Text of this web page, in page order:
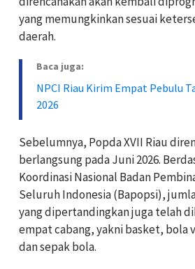
yang memungkinkan sesuai
daerah.
Baca juga:
NPCI Riau Kirim Empat Pebulu
2026
Sebelumnya, Popda XVII Riau
berlangsung pada Juni 2026.
Koordinasi Nasional Badan
Seluruh Indonesia (Bapopsi),
yang dipertandingkan juga telah
empat cabang, yakni basket, bola
dan sepak bola.